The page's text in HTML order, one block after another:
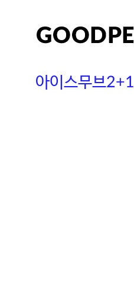
아이스무브2+1